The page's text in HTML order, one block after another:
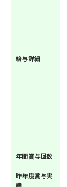
給与詳細
年間賞与回数
昨年度賞与実
績